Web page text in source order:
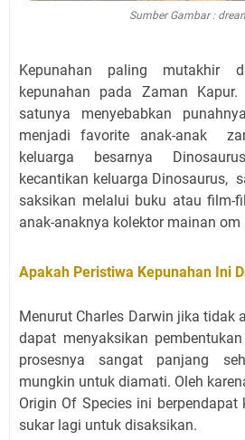
Sumber Gambar :
Kepunahan paling mutakhir
kepunahan pada Zaman Kapur.
satunya menyebabkan
menjadi favorite anak-anak
keluarga besarnya
kecantikan keluarga Dinosaurus,
saksikan melalui buku atau film-
anak-anaknya kolektor mainan om
Apakah Peristiwa Kepunahan Ini
Menurut Charles Darwin jika tidak
dapat menyaksikan
prosesnya sangat panjang
mungkin untuk diamati. Oleh
Origin Of Species ini berpendapat
sukar lagi untuk disaksikan.